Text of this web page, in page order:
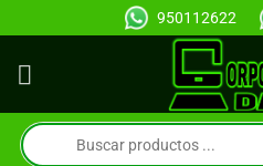
al
contenido
950112622
Búsqueda
de
productos